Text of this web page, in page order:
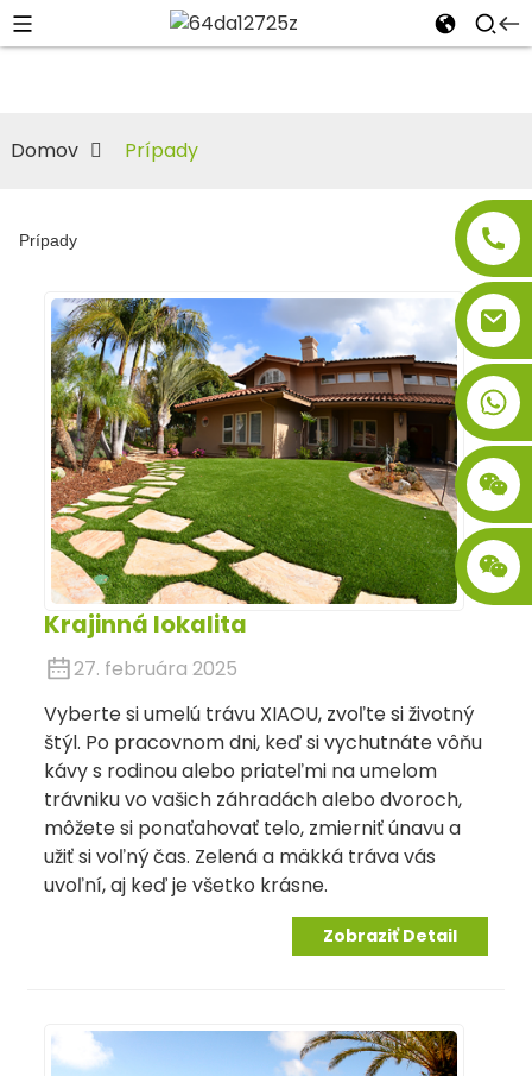
Domov Prípady
Prípady
Krajinná lokalita
27. februára 2025
Vyberte si umelú trávu XIAOU, zvoľte si životný
štýl. Po pracovnom dni, keď si vychutnáte vôňu
kávy s rodinou alebo priateľmi na umelom
trávniku vo vašich záhradách alebo dvoroch,
môžete si ponaťahovať telo, zmierniť únavu a
užiť si voľný čas. Zelená a mäkká tráva vás
uvoľní, aj keď je všetko krásne.
Zobraziť Detail